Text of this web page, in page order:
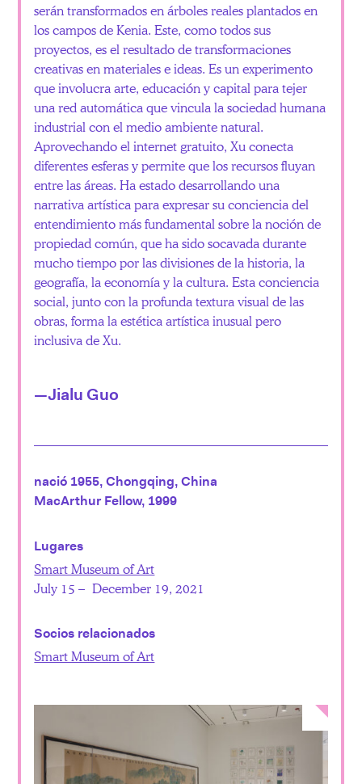
serán transformados en árboles reales plantados en
los campos de Kenia. Este, como todos sus
proyectos, es el resultado de transformaciones
creativas en materiales e ideas. Es un experimento
que involucra arte, educación y capital para tejer
una red automática que vincula la sociedad humana
industrial con el medio ambiente natural.
Aprovechando el internet gratuito, Xu conecta
diferentes esferas y permite que los recursos fluyan
entre las áreas. Ha estado desarrollando una
narrativa artística para expresar su conciencia del
entendimiento más fundamental sobre la noción de
propiedad común, que ha sido socavada durante
mucho tiempo por las divisiones de la historia, la
geografía, la economía y la cultura. Esta conciencia
social, junto con la profunda textura visual de las
obras, forma la estética artística inusual pero
inclusiva de Xu.
—Jialu Guo
nació 1955, Chongqing, China
MacArthur Fellow, 1999
Lugares
Smart Museum of Art
July 15 – December 19, 2021
Socios relacionados
Smart Museum of Art